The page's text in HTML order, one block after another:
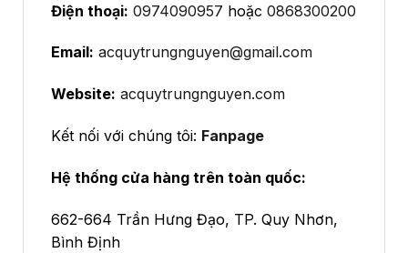
Điện thoại: 0974090957 hoặc 0868300200
Email: acquytrungnguyen@gmail.com
Website: acquytrungnguyen.com
Kết nối với chúng tôi: Fanpage
Hệ thống cửa hàng trên toàn quốc:
662-664 Trần Hưng Đạo, TP. Quy Nhơn,
Bình Định